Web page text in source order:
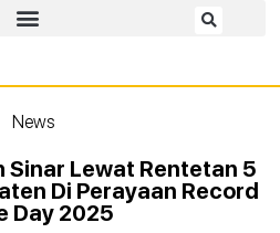
News
Sinar Lewat Rentetan 5
Di Perayaan Record
Day 2025